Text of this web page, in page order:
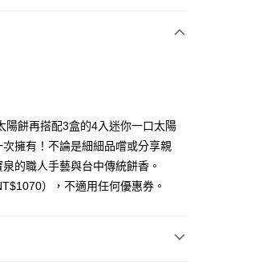
陽餅再搭配3盒的4入迷你一口太陽
擁有！不論是細細品嚐或分享親
的職人手藝與台中傳統餅香。
），不適用任何優惠券。